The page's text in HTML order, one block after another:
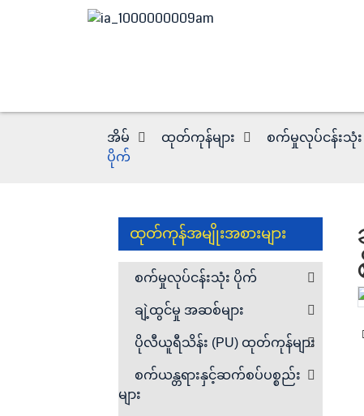
အိမ် ထုတ်ကုန်များ စက်မှုလုပ်ငန်းသုံ
ပိုက်
ထုတ်ကုန်အမျိုးအစားများ
စက်မှုလုပ်ငန်းသုံး ပိုက်
ချဲ့ထွင်မှု အဆစ်များ
ပိုလီယူရီသိန်း (PU) ထုတ်ကုန်များ
စက်ယန္တရားနှင့်ဆက်စပ်ပစ္စည်း
များ
Loading...
Loading...